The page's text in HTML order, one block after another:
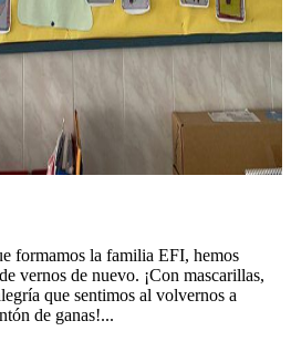
formamos la familia EFI, hemos
vernos de nuevo. ¡Con mascarillas,
que sentimos al volvernos a
de ganas!...